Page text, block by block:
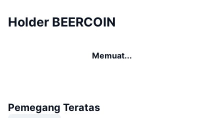
Holder BEERCOIN
Memuat...
Pemegang Teratas